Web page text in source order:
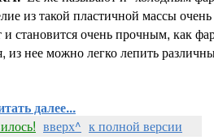
из такой пластичной массы
и становится очень прочным, как
из нее можно легко лепить
далее...
вверх^ к полной версии